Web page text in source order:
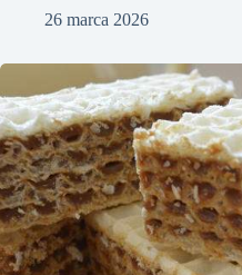
26 marca 2026